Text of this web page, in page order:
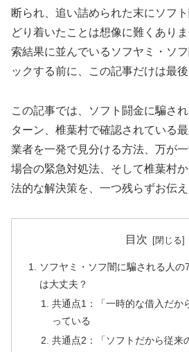
断られ、追い詰められた末にソフ
どり着いたことは想像に難くあり
索結果に並んでいるソフヤミ・ソ
ックする前に、この記事だけは最
この記事では、ソフト闘金に騙さ
ターン、椎葉村で確認されている
業者を一発で見分ける方法、万が
場合の緊急対処法、そして椎葉村
法的な解決策を、一つ残らずお伝え
目次
ソフヤミ・ソフ闇に騙される人の
は大丈夫？
共通点1：「一時的な借入だか
っている
共通点2：「ソフトだから従来